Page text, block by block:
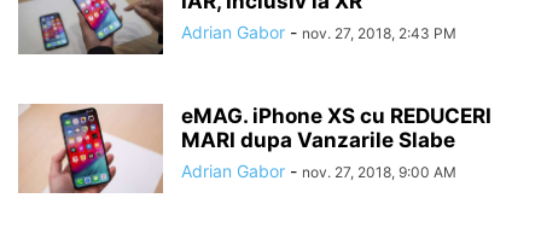
Adrian Gabor - nov. 27, 2018, 2:43 PM
eMAG. iPhone XS cu REDUCERI
MARI dupa Vanzarile Slabe
Adrian Gabor - nov. 27, 2018, 9:00 AM